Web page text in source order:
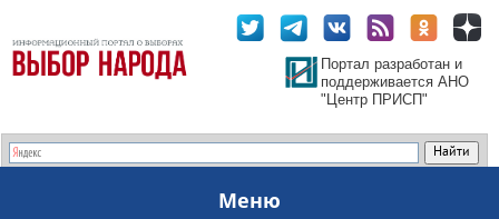
Портал разработан и
поддерживается АНО
"Центр ПРИСП"
Меню